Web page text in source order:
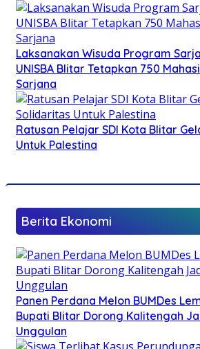
Laksanakan Wisuda Program
UNISBA Blitar Tetapkan 750
Sarjana
Ratusan Pelajar SDI Kota Blitar
Untuk Palestina
Berita Ekonomi
Panen Perdana Melon BUMDes
Bupati Blitar Dorong Kalitengah
Unggulan